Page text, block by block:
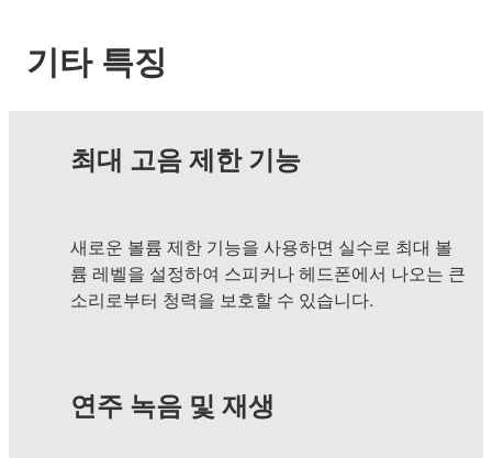
기타 특징
최대 고음 제한 기능
새로운 볼륨 제한 기능을 사용하면 실수로 최대 볼
륨 레벨을 설정하여 스피커나 헤드폰에서 나오는 큰
소리로부터 청력을 보호할 수 있습니다.
연주 녹음 및 재생